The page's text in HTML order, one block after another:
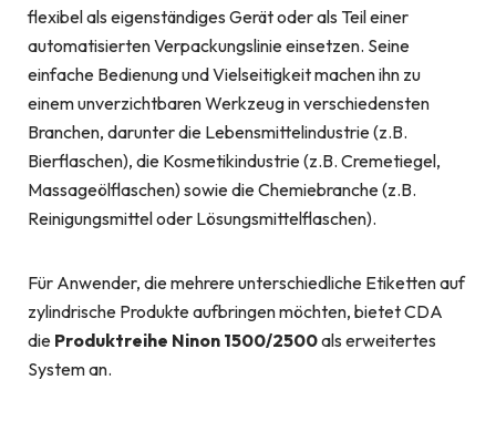
flexibel als eigenständiges Gerät oder als Teil einer
automatisierten Verpackungslinie einsetzen. Seine
einfache Bedienung und Vielseitigkeit machen ihn zu
einem unverzichtbaren Werkzeug in verschiedensten
Branchen, darunter die Lebensmittelindustrie (z.B.
Bierflaschen), die Kosmetikindustrie (z.B. Cremetiegel,
Massageölflaschen) sowie die Chemiebranche (z.B.
Reinigungsmittel oder Lösungsmittelflaschen).
Für Anwender, die mehrere unterschiedliche Etiketten auf
zylindrische Produkte aufbringen möchten, bietet CDA
die Produktreihe Ninon 1500/2500als erweitertes
System an.